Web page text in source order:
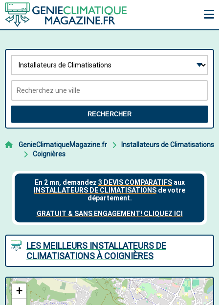
RECHERCHER
GenieClimatiqueMagazine.fr
Installateurs de Climatisations
Coignières
LES MEILLEURS INSTALLATEURS DE
CLIMATISATIONS À COIGNIÈRES
+